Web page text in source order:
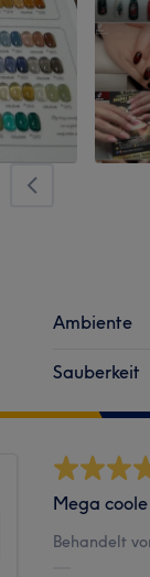
Ambiente
Sauberkeit
Mega
Behandelt